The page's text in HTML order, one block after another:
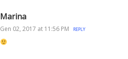
Marina
Gen 02, 2017 at 11:56 PM REPLY